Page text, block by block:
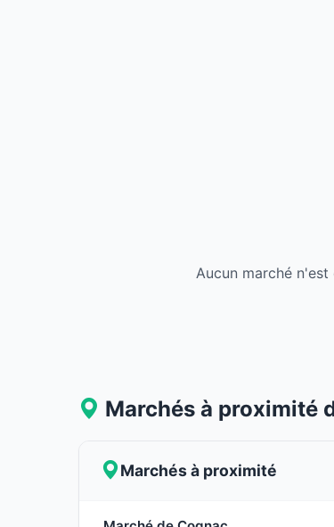
Aucun marché
Marchés à proximité
Marchés à proximité